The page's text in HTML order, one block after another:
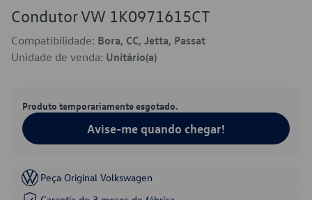
Condutor VW 1K0971615CT
Compatibilidade: Bora, CC, Jetta, Passat
Unidade de venda: Unitário(a)
Produto temporariamente esgotado.
Avise-me quando chegar!
Peça Original Volkswagen